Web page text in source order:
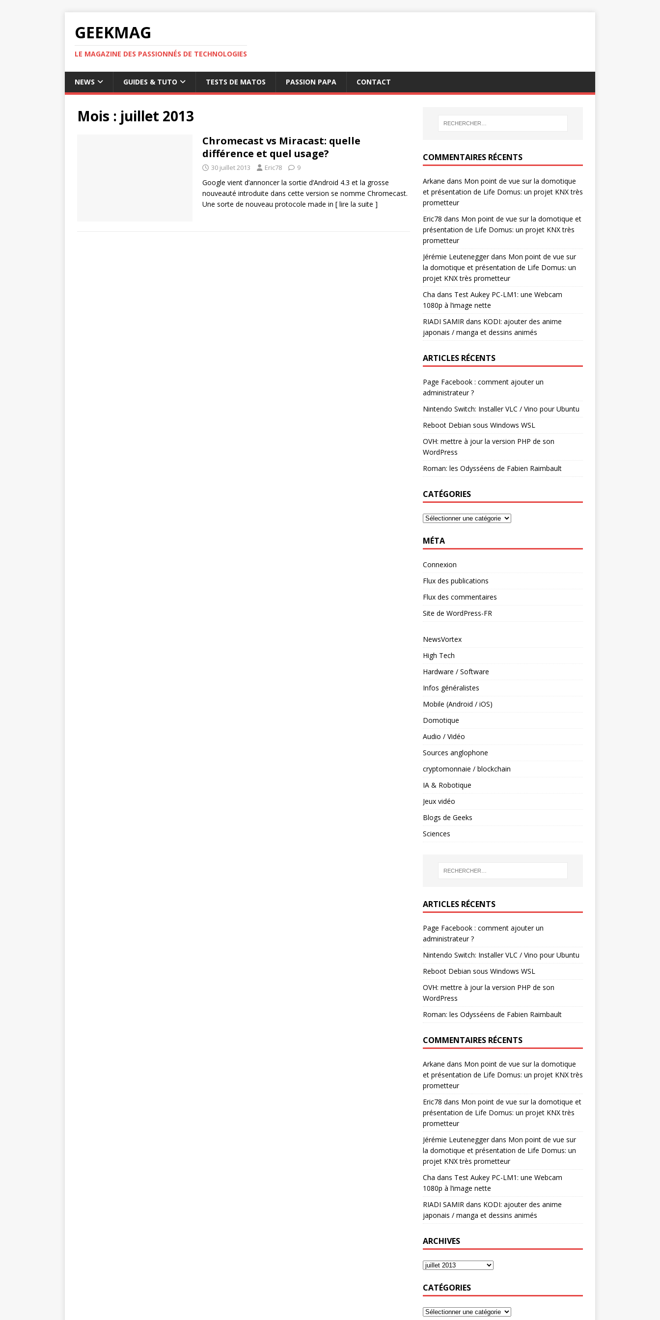
GEEKMAG
LE MAGAZINE DES PASSIONNÉS DE TECHNOLOGIES
NEWS GUIDES & TUTO TESTS DE MATOS PASSION PAPA CONTACT
Mois : juillet 2013
Chromecast vs Miracast: quelle
différence et quel usage?
30 juillet 2013 Eric78 9
Google vient d’annoncer la sortie d’Android 4.3 et la grosse
nouveauté introduite dans cette version se nomme Chromecast.
Une sorte de nouveau protocole made in [ lire la suite ]
COMMENTAIRES RÉCENTS
Arkane dans Mon point de vue sur la domotique
et présentation de Life Domus: un projet KNX très
prometteur
Eric78 dans Mon point de vue sur la domotique et
présentation de Life Domus: un projet KNX très
prometteur
Jérémie Leuteneggerdans Mon point de vue sur
la domotique et présentation de Life Domus: un
projet KNX très prometteur
Cha dans Test Aukey PC-LM1: une Webcam
1080p à l’image nette
RIADI SAMIR dans KODI: ajouter des anime
japonais / manga et dessins animés
ARTICLES RÉCENTS
Page Facebook : comment ajouter un
administrateur ?
Nintendo Switch: Installer VLC / Vino pour Ubuntu
Reboot Debian sous Windows WSL
OVH: mettre à jour la version PHP de son
WordPress
Roman: les Odysséens de Fabien Raimbault
CATÉGORIES
MÉTA
Connexion
Flux des publications
Flux des commentaires
Site de WordPress-FR
NewsVortex
High Tech
Hardware / Software
Infos généralistes
Mobile (Android / iOS)
Domotique
Audio / Vidéo
Sources anglophone
cryptomonnaie / blockchain
IA & Robotique
Jeux vidéo
Blogs de Geeks
Sciences
ARTICLES RÉCENTS
Page Facebook : comment ajouter un
administrateur ?
Nintendo Switch: Installer VLC / Vino pour Ubuntu
Reboot Debian sous Windows WSL
OVH: mettre à jour la version PHP de son
WordPress
Roman: les Odysséens de Fabien Raimbault
COMMENTAIRES RÉCENTS
Arkane dans Mon point de vue sur la domotique
et présentation de Life Domus: un projet KNX très
prometteur
Eric78 dans Mon point de vue sur la domotique et
présentation de Life Domus: un projet KNX très
prometteur
Jérémie Leuteneggerdans Mon point de vue sur
la domotique et présentation de Life Domus: un
projet KNX très prometteur
Cha dans Test Aukey PC-LM1: une Webcam
1080p à l’image nette
RIADI SAMIRdans KODI: ajouter des anime
japonais / manga et dessins animés
ARCHIVES
CATÉGORIES